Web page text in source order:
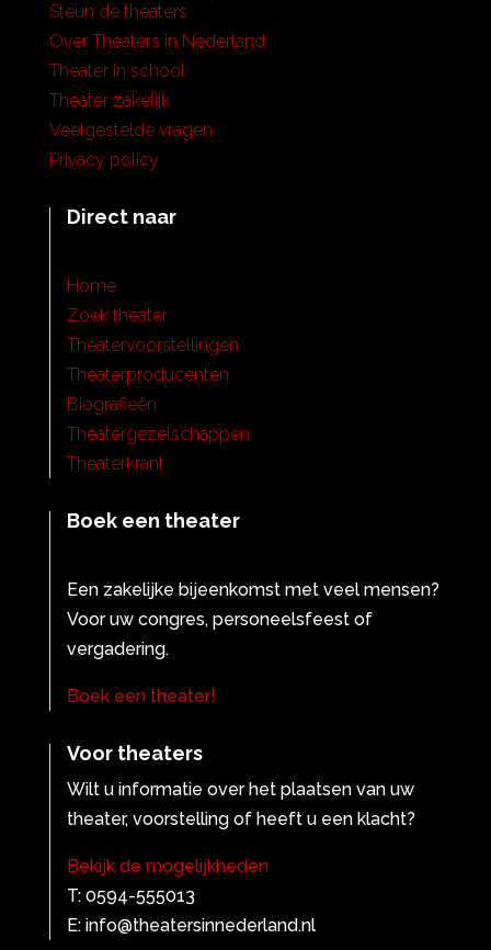
Steun de theaters
Over Theaters in Nederland
Theater in school
Theater zakelijk
Veelgestelde vragen
Privacy policy
Direct naar
Home
Zoek theater
Theatervoorstellingen
Theaterproducenten
Biografieën
Theatergezelschappen
Theaterkrant
Boek een theater
Een zakelijke bijeenkomst met veel mensen?
Voor uw congres, personeelsfeest of
vergadering.
Boek een theater!
Voor theaters
Wilt u informatie over het plaatsen van uw
theater, voorstelling of heeft u een klacht?
Bekijk de mogelijkheden
T: 0594-555013
E: info@theatersinnederland.nl